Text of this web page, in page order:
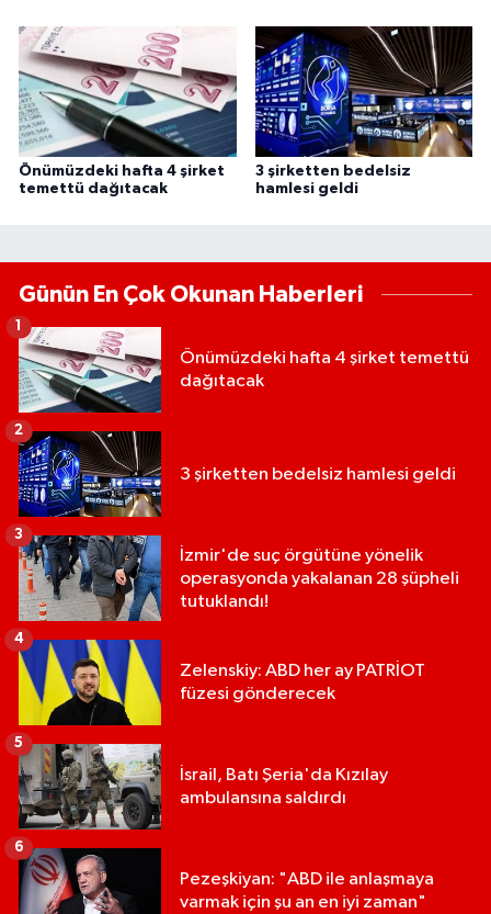
Önümüzdeki hafta 4 şirket
temettü dağıtacak
3 şirketten bedelsiz
hamlesi geldi
Günün En Çok Okunan Haberleri
Önümüzdeki hafta 4 şirket temettü
dağıtacak
3 şirketten bedelsiz hamlesi geldi
2
İzmir'de suç örgütüne yönelik
operasyonda yakalanan 28 şüpheli
tutuklandı!
3
Zelenskiy: ABD her ay PATRİOT
füzesi gönderecek
4
İsrail, Batı Şeria'da Kızılay
ambulansına saldırdı
5
Pezeşkiyan: "ABD ile anlaşmaya
varmak için şu an en iyi zaman"
6